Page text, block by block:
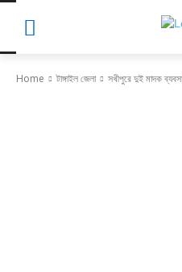
Home টাঙ্গাইল জেলা সখীপুরে দুই মাদক